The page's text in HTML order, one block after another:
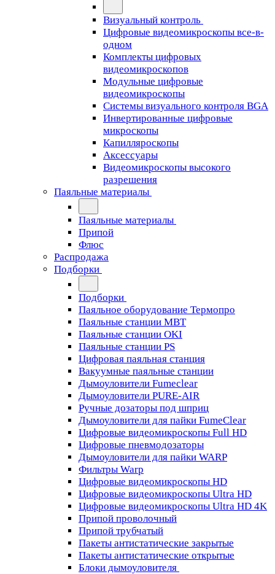
Визуальный контроль
Цифровые видеомикроскопы все-в-
одном
Комплекты цифровых
видеомикроскопов
Модульные цифровые
видеомикроскопы
Cистемы визуального контроля BGA
Инвертированные цифровые
микроскопы
Капилляроскопы
Аксессуары
Видеомикроскопы высокого
разрешения
Паяльные материалы
Паяльные материалы
Припой
Флюс
Распродажа
Подборки
Подборки
Паяльное оборудование Термопро
Паяльные станции MBT
Паяльные станции OKI
Паяльные станции PS
Цифровая паяльная станция
Вакуумные паяльные станции
Дымоуловители Fumeclear
Дымоуловители PURE-AIR
Ручные дозаторы под шприц
Дымоуловители для пайки FumeClear
Цифровые видеомикроскопы Full HD
Цифровые пневмодозаторы
Дымоуловители для пайки WARP
Фильтры Warp
Цифровые видеомикроскопы HD
Цифровые видеомикроскопы Ultra HD
Цифровые видеомикроскопы Ultra HD 4K
Припой проволочный
Припой трубчатый
Пакеты антистатические закрытые
Пакеты антистатические открытые
Блоки дымоуловителя